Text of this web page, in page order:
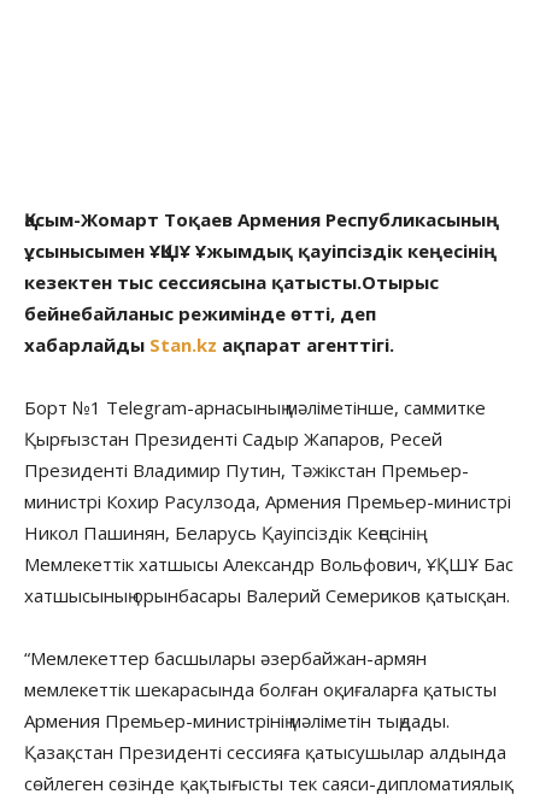
Қасым-Жомарт Тоқаев Армения Республикасының
ұсынысымен ҰҚШҰ Ұжымдық қауіпсіздік кеңесінің
кезектен тыс сессиясына қатысты.Отырыс
бейнебайланыс режимінде өтті, деп
хабарлайды Stan.kz ақпарат агенттігі.
Борт №1 Telegram-арнасының мәліметінше, саммитке
Қырғызстан Президенті Садыр Жапаров, Ресей
Президенті Владимир Путин, Тәжікстан Премьер-
министрі Кохир Расулзода, Армения Премьер-министрі
Никол Пашинян, Беларусь Қауіпсіздік Кеңесінің
Мемлекеттік хатшысы Александр Вольфович, ҰҚШҰ Бас
хатшысының орынбасары Валерий Семериков қатысқан.
“Мемлекеттер басшылары әзербайжан-армян
мемлекеттік шекарасында болған оқиғаларға қатысты
Армения Премьер-министрінің мәліметін тыңдады.
Қазақстан Президенті сессияға қатысушылар алдында
сөйлеген сөзінде қақтығысты тек саяси-дипломатиялық